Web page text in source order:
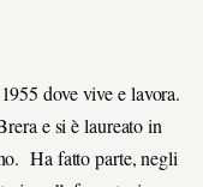
dove vive e lavora.
e si è laureato in
Ha fatto parte, negli